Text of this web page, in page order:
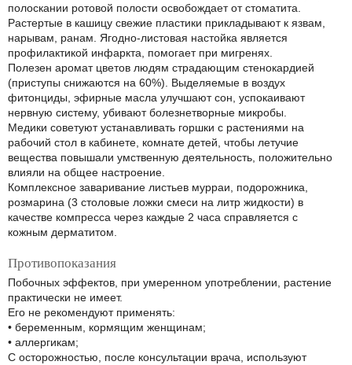
полоскании ротовой полости освобождает от стоматита.
Растертые в кашицу свежие пластики прикладывают к язвам,
нарывам, ранам. Ягодно-листовая настойка является
профилактикой инфаркта, помогает при мигренях.
Полезен аромат цветов людям страдающим стенокардией
(приступы снижаются на 60%). Выделяемые в воздух
фитонциды, эфирные масла улучшают сон, успокаивают
нервную систему, убивают болезнетворные микробы.
Медики советуют устанавливать горшки с растениями на
рабочий стол в кабинете, комнате детей, чтобы летучие
вещества повышали умственную деятельность, положительно
влияли на общее настроение.
Комплексное заваривание листьев мурраи, подорожника,
розмарина (3 столовые ложки смеси на литр жидкости) в
качестве компресса через каждые 2 часа справляется с
кожным дерматитом.
Противопоказания
Побочных эффектов, при умеренном употреблении, растение
практически не имеет.
Его не рекомендуют применять:
• беременным, кормящим женщинам;
• аллергикам;
С осторожностью, после консультации врача, используют